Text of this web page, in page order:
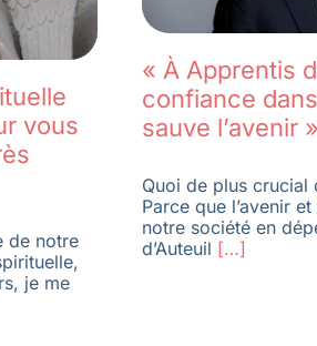
vous
de notre
je me
« À Apprentis
confiance
sauve l’avenir »
Quoi de plus crucial
Parce que l’avenir
notre société en
d’Auteuil […]